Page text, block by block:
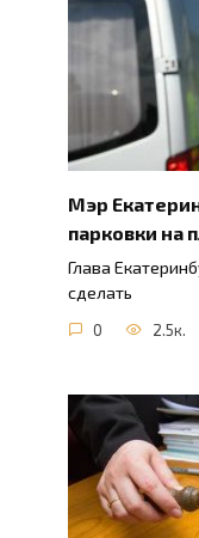
Мэр
парковки на
Глава
сделать
0 2.5к.